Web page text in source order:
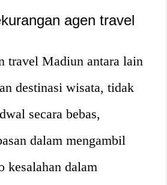
agen travel
travel Madiun antara lain
destinasi wisata, tidak
secara bebas,
dalam mengambil
kesalahan dalam